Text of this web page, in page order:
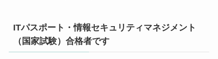
ITパスポート・情報セキュリティマネジメント
（国家試験）合格者です